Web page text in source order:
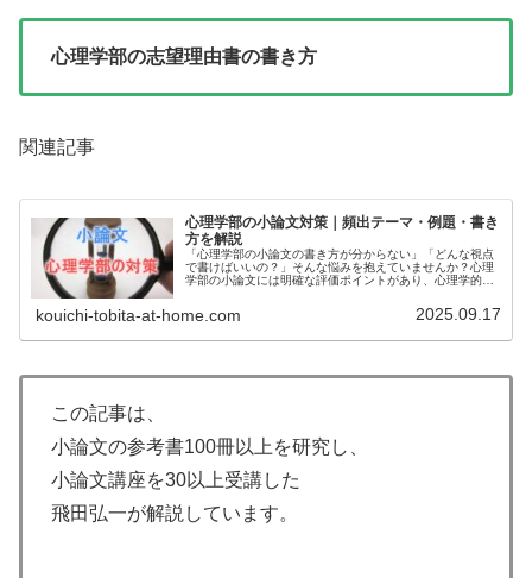
心理学部の志望理由書の書き方
関連記事
心理学部の小論文対策｜頻出テーマ・例題・書き
方を解説
「心理学部の小論文の書き方が分からない」「どんな視点
で書けばいいの？」そんな悩みを抱えていませんか？心理
学部の小論文には明確な評価ポイントがあり、心理学的な
kouichi-tobita-at-home.com 2025.09.17
この記事は、
小論文の参考書100冊以上を研究し、
小論文講座を30以上受講した
飛田弘一が解説しています。